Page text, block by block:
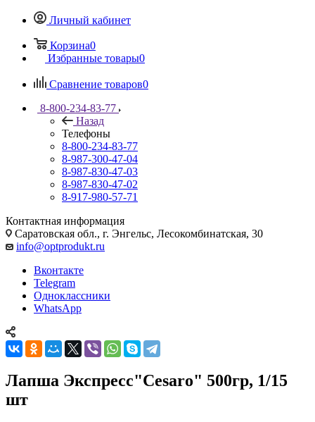
Личный кабинет
Корзина0
Избранные товары0
Сравнение товаров0
8-800-234-83-77
Назад
Телефоны
8-800-234-83-77
8-987-300-47-04
8-987-830-47-03
8-987-830-47-02
8-917-980-57-71
Контактная информация
Саратовская обл., г. Энгельс, Лесокомбинатская, 30
info@optprodukt.ru
Вконтакте
Telegram
Одноклассники
WhatsApp
Лапша Экспресс"Cesaro" 500гр, 1/15
шт